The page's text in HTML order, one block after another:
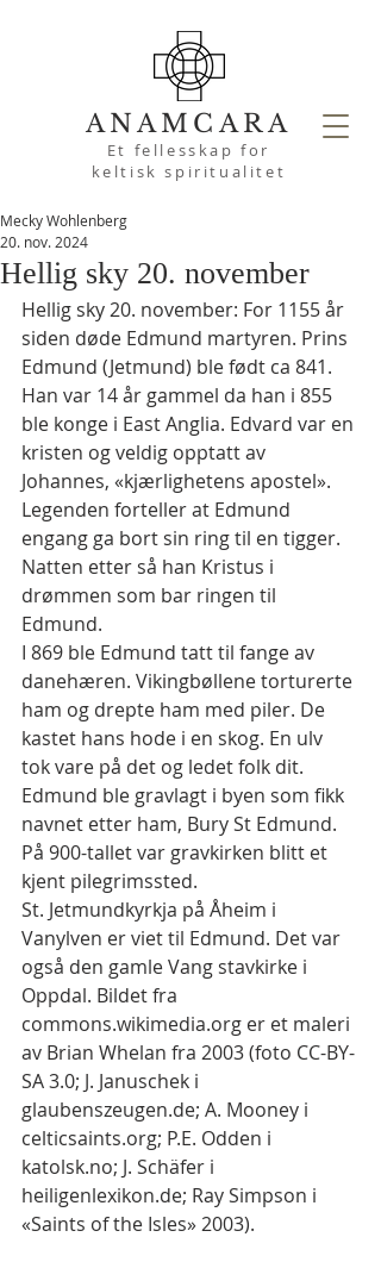
ANAMCARA
Et fellesskap for
keltisk spiritualitet
Hellig sky 20. november
Mecky Wohlenberg
20. nov. 2024
Hellig sky 20. november: For 1155 år
siden døde Edmund martyren. Prins
Edmund (Jetmund) ble født ca 841.
Han var 14 år gammel da han i 855
ble konge i East Anglia. Edvard var en
kristen og veldig opptatt av
Johannes, «kjærlighetens apostel».
Legenden forteller at Edmund
engang ga bort sin ring til en tigger.
Natten etter så han Kristus i
drømmen som bar ringen til
Edmund.
I 869 ble Edmund tatt til fange av
danehæren. Vikingbøllene torturerte
ham og drepte ham med piler. De
kastet hans hode i en skog. En ulv
tok vare på det og ledet folk dit.
Edmund ble gravlagt i byen som fikk
navnet etter ham, Bury St Edmund.
På 900-tallet var gravkirken blitt et
kjent pilegrimssted.
St. Jetmundkyrkja på Åheim i
Vanylven er viet til Edmund. Det var
også den gamle Vang stavkirke i
Oppdal. Bildet fra
commons.wikimedia.org er et maleri
av Brian Whelan fra 2003 (foto CC-BY-
SA 3.0; J. Januschek i
glaubenszeugen.de; A. Mooney i
celticsaints.org; P.E. Odden i
katolsk.no; J. Schäfer i
heiligenlexikon.de; Ray Simpson i
«Saints of the Isles» 2003).